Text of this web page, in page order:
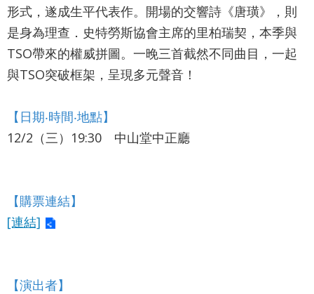
站
導
覽
陳
情
台北通
TaipeiPASS
語
形式，遂成生平代表作。開場的交響詩《唐璜》，則
是身為理查．史特勞斯協會主席的里柏瑞契，本季與
TSO帶來的權威拼圖。一晚三首截然不同曲目，一起
與TSO突破框架，呈現多元聲音！
【日期‧時間‧地點】
12/2（三）19:30 中山堂中正廳
【購票連結】
[連結]
【演出者】